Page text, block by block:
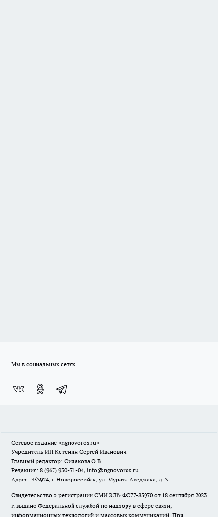
Мы в социальных сетях
Сетевое издание «ngnovoros.ru»
Учредитель ИП Кстенин Сергей Иванович
Главный редактор: Силакова О.В.
Редакция: 8 (967) 930-71-04, info@ngnovoros.ru
Адрес: 353924, г. Новороссийск, ул. Мурата Ахеджака, д. 3
Свидетельство о регистрации СМИ ЭЛ№ФС77-85970 от 18 сентября 2023
г. выдано Федеральной службой по надзору в сфере связи,
информационных технологий и массовых коммуникаций. При